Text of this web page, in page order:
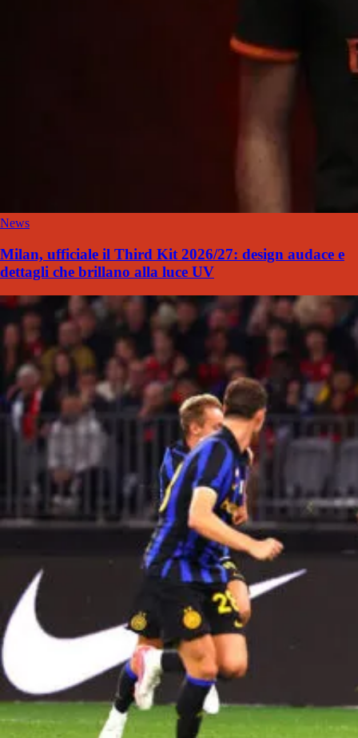
News
Milan, ufficiale il Third Kit 2026/27: design audace e
dettagli che brillano alla luce UV